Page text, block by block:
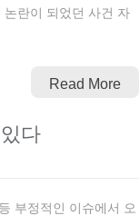
란이 되었던 사건 자
Read More
다
부정적인 이슈에서 오